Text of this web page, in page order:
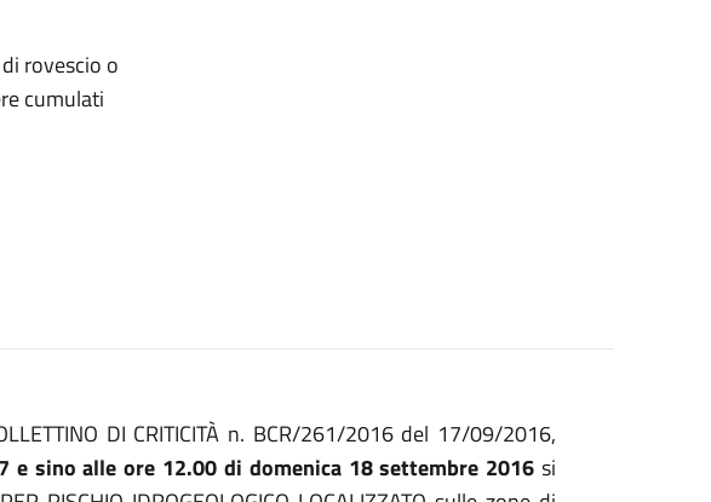
rovescio o
cumulati
DI CRITICITÀ n. BCR/261/2016 del 17/09/2016,
e sino alle ore 12.00 di domenica 18 settembre 2016 si